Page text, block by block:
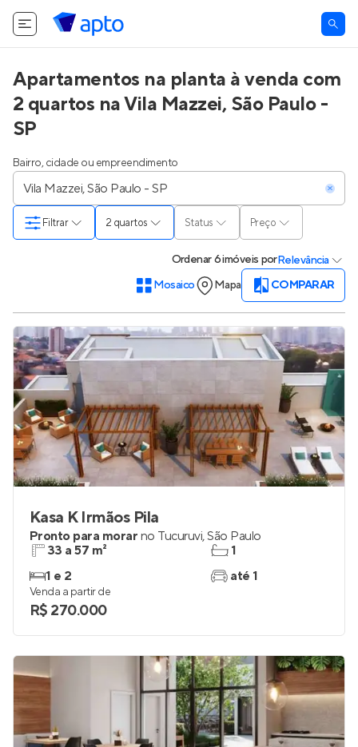
Apartamentos na planta à venda com
2 quartos na Vila Mazzei, São Paulo -
SP
Bairro, cidade ou empreendimento
2 quartos Status Preço
Filtrar
Ordenar6 imóveis porRelevância
Mosaico
Mapa COMPARAR
Kasa K Irmãos Pila
Pronto para morar no Tucuruvi,São Paulo
33 a 57 m²
1 e 2
1
até 1
Venda a partir de
R$ 270.000